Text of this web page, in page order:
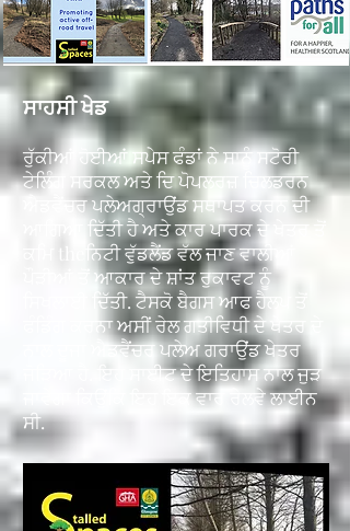
ਸਾਹਸੀ ਖੇਡ
ਰੁੱਕੀਆਂ ਹੋਈਆਂ ਸਪੇਸ ਫੰਡਾਂ ਨੇ ਸਾਨੂੰ ਸਟੋਰੀ
ਟੇਲਿੰਗ ਸਰਕਲ ਅਤੇ ਦਿ ਪੋਪਲਰਜ਼ ਚਿਲਡਰਨ
ਐਡਵੈਂਚਰ ਪਲੇਅਗ੍ਰਾਉਂਡ ਸਥਾਪਤ ਕਰਨ ਦੀ
ਆਗਿਆ ਦਿੱਤੀ ਹੈ ਅਤੇ ਕਾਰ ਪਾਰਕ ਦੇ ਖੇਤਰ ਤੋਂ
ਕਮਿ theਨਿਟੀ ਵੁੱਡਲੈਂਡ ਵੱਲ ਜਾਣ ਵਾਲੀਆਂ
ਪੌੜੀਆਂ ਤੋਂ ਆਕਾਰ ਦੇ ਸ਼ਾਂਤ ਰੁਕਾਵਟ ਨੂੰ
ਸਿਖਲਾਈ ਦਿੱਤੀ. ਟੈਸਕੋ ਬੈਗਸ ਆਫ ਹੈਲਪ ਤੋਂ
ਫੰਡਿੰਗ ਕਰਨਾ ਅਸੀਂ ਰੇਲ ਗਤੀਵਿਧੀ ਦੇ ਖੇਤਰ ਦੇ
ਨਾਲ ਦੂਜਾ ਐਡਵੈਂਚਰ ਪਲੇਅ ਗਰਾਉਂਡ ਖੇਤਰ
ਜੋੜਿਆ ਹੈ. ਇਹ ਸਾਈਟ ਦੇ ਇਤਿਹਾਸ ਨਾਲ ਜੁੜ
ਜਾਵੇਗਾ ਕਿਉਂਕਿ ਇਹ ਇਕ ਵਾਰ ਰੇਲਵੇ ਲਾਈਨ
ਸੀ.